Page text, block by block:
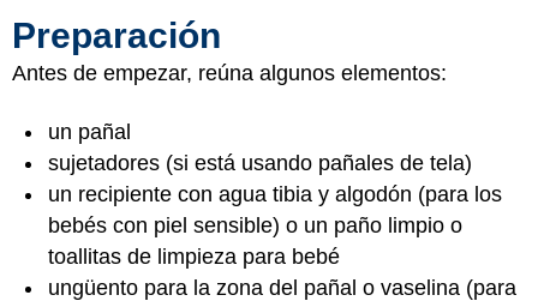
Preparación
Antes de empezar, reúna algunos elementos:
un pañal
sujetadores (si está usando pañales de tela)
un recipiente con agua tibia y algodón (para los
bebés con piel sensible) o un paño limpio o
toallitas de limpieza para bebé
ungüento para la zona del pañal o vaselina (para